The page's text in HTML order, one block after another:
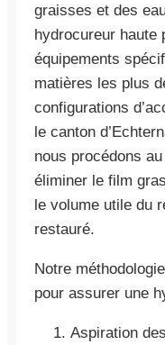
graisses et des
hydrocureur haute
équipements
matières les plus
configurations
le canton
nous procédons
éliminer le film
le volume utile du
restauré.
Notre
pour assurer une
Aspiration